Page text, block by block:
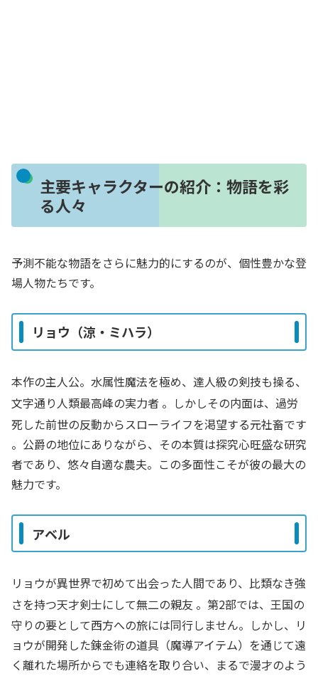
主要キャラクターの紹介：物語を彩
る人々
予測不能な物語をさらに魅力的にするのが、個性豊かな登
場人物たちです。
リョウ（涼・ミハラ）
本作の主人公。水属性魔法を極め、達人級の剣技も操る、
文字通り人類最高峰の実力者 。しかしその内面は、過労
死した前世の反動からスローライフを渇望する元社畜です
。公爵の地位にありながら、その本質は探究心旺盛な研究
者であり、悠々自適な農夫。この多面性こそが彼の最大の
魅力です。
アベル
リョウが異世界で初めて出会った人間であり、比類なき強
さを持つ天才剣士にして無二の親友 。第2部では、王国の
守りの要として西方への旅には同行しません。しかし、リ
ョウが開発した錬金術の道具（魔導アイテム）を通じて遠
く離れた場所からでも連絡を取り合い、まるで漫才のよう